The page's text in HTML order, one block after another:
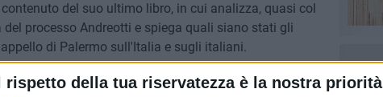
rispetto della tua riservatezza è la nostra priorità
del suo ultimo libro, in cui analizza, quasi col
processo Andreotti e spiega quali siano stati gli
di Palermo sull'Italia e sugli italiani.
dall'ingresso di via Cristoforo Colombo e sarà